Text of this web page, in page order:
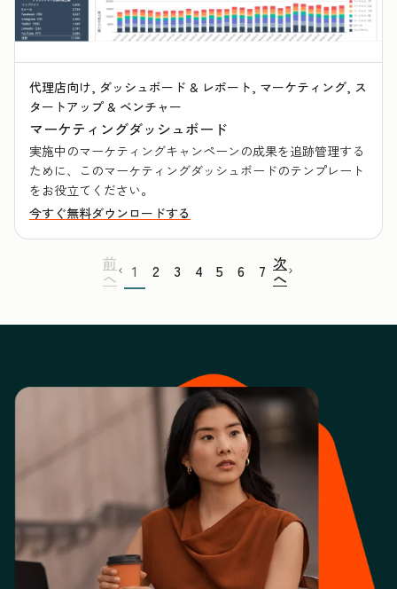
代理店向け, ダッシュボード & レポート, マーケティング, ス
タートアップ & ベンチャー
マーケティングダッシュボード
実施中のマーケティングキャンペーンの成果を追跡管理する
ために、このマーケティングダッシュボードのテンプレート
をお役立てください。
今すぐ無料ダウンロードする
前
へ 1 2 3 4 5 6 7 次
へ